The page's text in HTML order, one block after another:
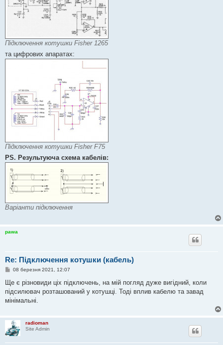
Підключення котушки Fisher 1265
та цифрових апаратах:
Підключення котушки Fisher F75
PS. Результуюча схема кабелів:
Варіанти підключення
pawa
Re: Підключення котушки (кабель)
П
в
і
д
о
е
н
н
я
08 березня 2021, 12:07
Ще є різновиди ціх підключень, на мій погляд дуже вигідний, коли
підсилювач розташований у котушці. Тоді вплив кабелю та завад
мінімальні.
radioman
Site Admin